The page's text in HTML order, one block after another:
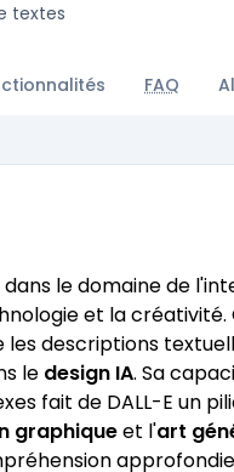
textes
FAQ
le domaine de
et la créativité.
descriptions
le design IA. Sa
fait de DALL-E un
graphiqueet l'art